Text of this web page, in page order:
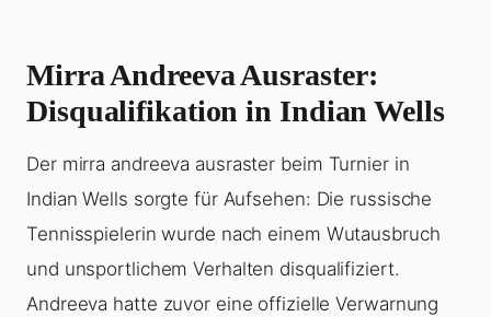
Mirra Andreeva Ausraster:
Disqualifikation in Indian Wells
Der mirra andreeva ausraster beim Turnier in
Indian Wells sorgte für Aufsehen: Die russische
Tennisspielerin wurde nach einem Wutausbruch
und unsportlichem Verhalten disqualifiziert.
Andreeva hatte zuvor eine offizielle Verwarnung